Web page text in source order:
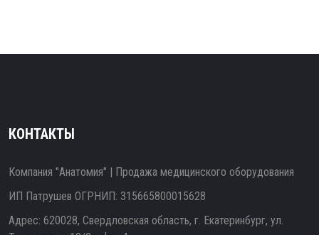
КОНТАКТЫ
Компания "Анатомия" | Продажа медицинского оборудования
ИП Патрушев ОГРНИП: 315665800015628
Адрес: 620028, Свердловская область, г. Екатеринбург, ул.